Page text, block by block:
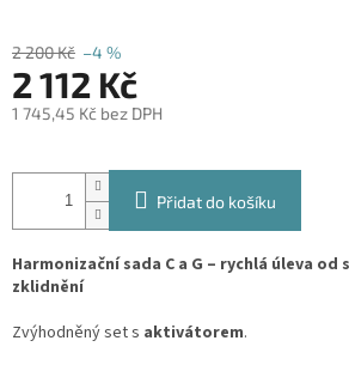
2 200 Kč –4 %
2 112 Kč
1 745,45 Kč bez DPH
cena:
Přidat do košíku
Harmonizační sada C a G – rychlá úleva
zklidnění
Zvýhodněný set s aktivátorem.